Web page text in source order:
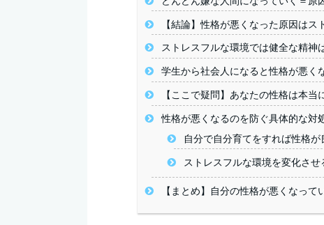
【結論】性格が悪くなった原因はス
ストレスフルな環境では健全な精神
学生から社会人になると性格が悪く
【ここで疑問】あなたの性格は本当
性格が悪くなるのを防ぐ具体的な対
自分で自分育てをすれば性格が
ストレスフルな環境を変化させ
【まとめ】自分の性格が悪くなっ